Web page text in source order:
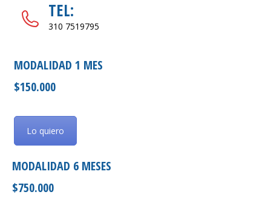
TEL:
310 7519795
MODALIDAD 1 MES
$150.000
Lo quiero
MODALIDAD 6 MESES
$750.000